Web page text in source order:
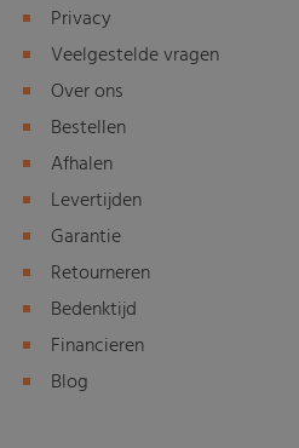
Privacy
Veelgestelde vragen
Over ons
Bestellen
Afhalen
Levertijden
Garantie
Retourneren
Bedenktijd
Financieren
Blog